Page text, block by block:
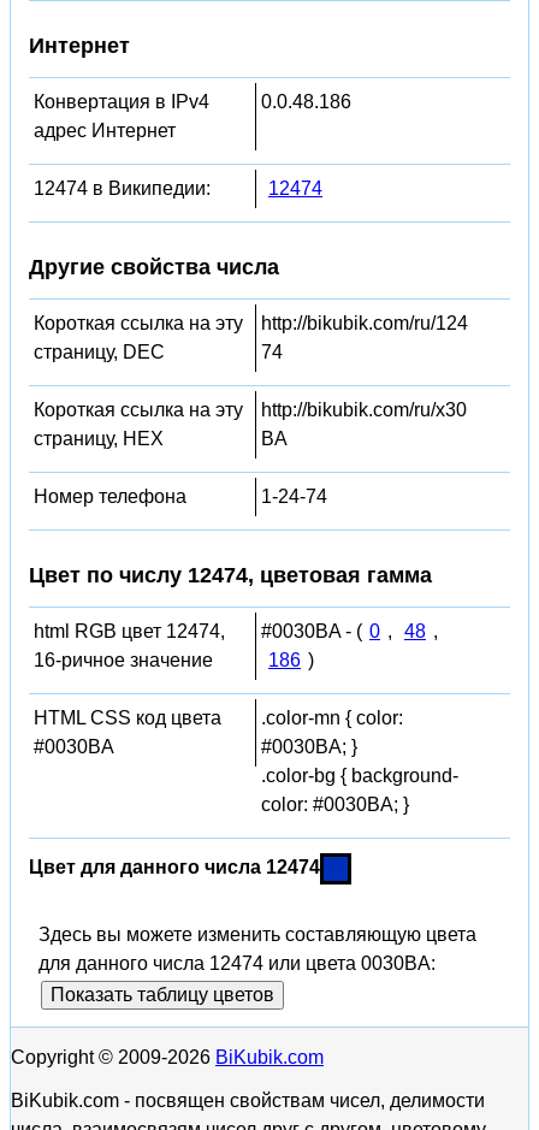
Интернет
Конвертация в IPv4
адрес Интернет
0.0.48.186
12474 в Википедии: 12474
Другие свойства числа
Короткая ссылка на эту
страницу, DEC
http://bikubik.com/ru/124
74
Короткая ссылка на эту
страницу, HEX
http://bikubik.com/ru/x30
BA
Номер телефона 1-24-74
Цвет по числу 12474, цветовая гамма
html RGB цвет 12474,
16-ричное значение
#0030BA - ( 0 , 48 ,
186 )
HTML CSS код цвета
#0030BA
.color-mn { color:
#0030BA; }
.color-bg { background-
color: #0030BA; }
Цвет для данного числа 12474
Здесь вы можете изменить составляющую цвета
для данного числа 12474 или цвета 0030BA:
Показать таблицу цветов
Copyright © 2009-2026 BiKubik.com
BiKubik.com - посвящен свойствам чисел, делимости